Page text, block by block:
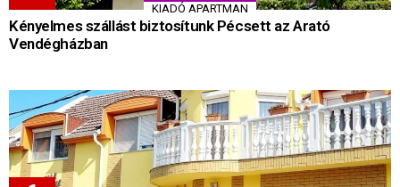
KIADÓ APARTMAN
Kényelmes szállást biztosítunk Pécsett az Arató
Vendégházban